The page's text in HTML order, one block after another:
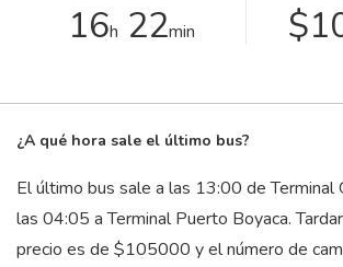
16h 22min
¿A qué hora sale el último bus?
El último bus sale a las 13:00 de Terminal
las 04:05 a Terminal Puerto Boyaca.
precio es de $105000 y el número de